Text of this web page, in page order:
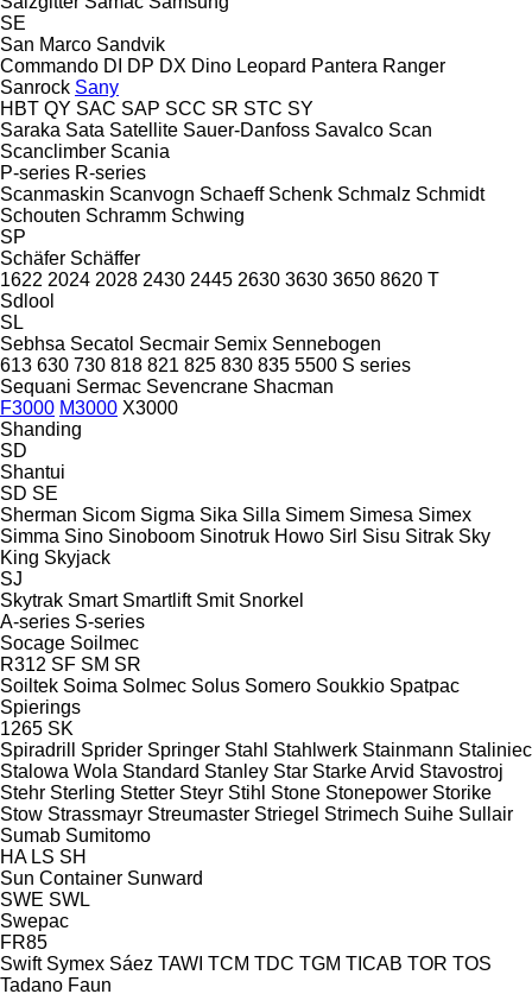
SE
San Marco Sandvik
Commando DI DP DX Dino Leopard Pantera Ranger
Sanrock Sany
HBT QY SAC SAP SCC SR STC SY
Saraka Sata Satellite Sauer-Danfoss Savalco Scan
Scanclimber Scania
P-series R-series
Scanmaskin Scanvogn Schaeff Schenk Schmalz Schmidt
Schouten Schramm Schwing
SP
Schäfer Schäffer
1622 2024 2028 2430 2445 2630 3630 3650 8620 T
Sdlool
SL
Sebhsa Secatol Secmair Semix Sennebogen
613 630 730 818 821 825 830 835 5500 S series
Sequani Sermac Sevencrane Shacman
F3000 M3000 X3000
Shanding
SD
Shantui
SD SE
Sherman Sicom Sigma Sika Silla Simem Simesa Simex
Simma Sino Sinoboom Sinotruk Howo Sirl Sisu Sitrak Sky
King Skyjack
SJ
Skytrak Smart Smartlift Smit Snorkel
A-series S-series
Socage Soilmec
R312 SF SM SR
Soiltek Soima Solmec Solus Somero Soukkio Spatpac
Spierings
1265 SK
Spiradrill
Sprider Springer Stahl Stahlwerk Stainmann Staliniec
Stalowa Wola Standard Stanley Star Starke Arvid Stavostroj
Stehr Sterling Stetter Steyr Stihl Stone Stonepower Storike
Stow Strassmayr Streumaster Striegel Strimech Suihe Sullair
Sumab Sumitomo
HA LS SH
Sun Container Sunward
SWE SWL
Swepac
FR85
Swift Symex Sáez TAWI TCM TDC TGM TICAB TOR TOS
Tadano Faun